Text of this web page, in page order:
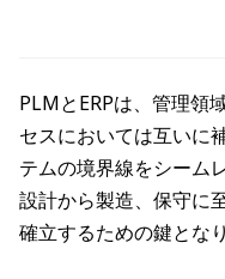
PLMとERPは、管理領
セスにおいては互いに
テムの境界線をシーム
設計から製造、保守に
確立するための鍵となり